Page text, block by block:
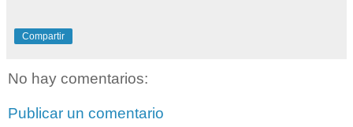
Compartir
No hay comentarios:
Publicar un comentario